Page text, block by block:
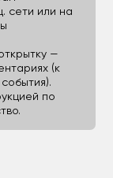
сети или на
—
(к
по